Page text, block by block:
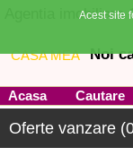
Agentia imobiliara
Noi
Acasa Cautare
Oferte vanzare
Acest site